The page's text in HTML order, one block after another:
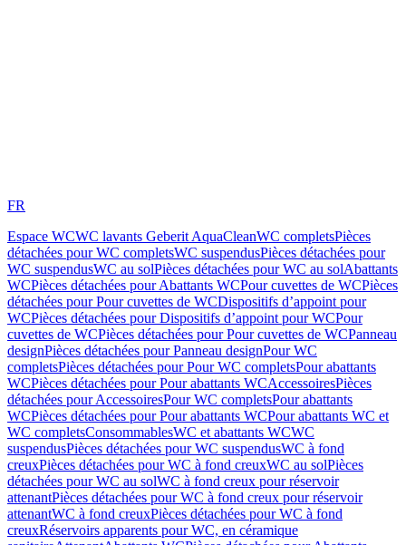
FR
Espace WCWC lavants Geberit AquaCleanWC completsPièces
détachées pour WC completsWC suspendusPièces détachées pour
WC suspendusWC au solPièces détachées pour WC au solAbattants
WCPièces détachées pour Abattants WCPour cuvettes de WCPièces
détachées pour Pour cuvettes de WCDispositifs d’appoint pour
WCPièces détachées pour Dispositifs d’appoint pour WCPour
cuvettes de WCPièces détachées pour Pour cuvettes de WCPanneau
designPièces détachées pour Panneau designPour WC
completsPièces détachées pour Pour WC completsPour abattants
WCPièces détachées pour Pour abattants WCAccessoiresPièces
détachées pour AccessoiresPour WC completsPour abattants
WCPièces détachées pour Pour abattants WCPour abattants WC et
WC completsConsommablesWC et abattants WCWC
suspendusPièces détachées pour WC suspendusWC à fond
creuxPièces détachées pour WC à fond creuxWC au solPièces
détachées pour WC au solWC à fond creux pour réservoir
attenantPièces détachées pour WC à fond creux pour réservoir
attenantWC à fond creuxPièces détachées pour WC à fond
creuxRéservoirs apparents pour WC, en céramique